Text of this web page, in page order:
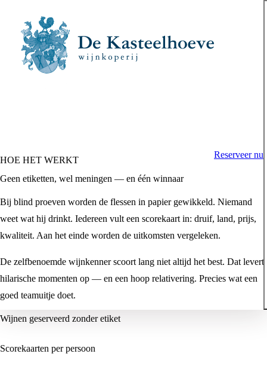
Reserveer nu
HOE HET WERKT
Geen etiketten, wel meningen — en één winnaar
Bij blind proeven worden de flessen in papier gewikkeld. Niemand
weet wat hij drinkt. Iedereen vult een scorekaart in: druif, land, prijs,
kwaliteit. Aan het einde worden de uitkomsten vergeleken.
De zelfbenoemde wijnkenner scoort lang niet altijd het best. Dat levert
hilarische momenten op — en een hoop relativering. Precies wat een
goed teamuitje doet.
Wijnen geserveerd zonder etiket
Scorekaarten per persoon